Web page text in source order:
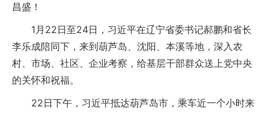
昌盛！
1月22日至24日，习近平在辽宁省委书记郝鹏和省长
李乐成陪同下，来到葫芦岛、沈阳、本溪等地，深入农
村、市场、社区、企业考察，给基层干部群众送上党中央
的关怀和祝福。
22日下午，习近平抵达葫芦岛市，乘车近一个小时来